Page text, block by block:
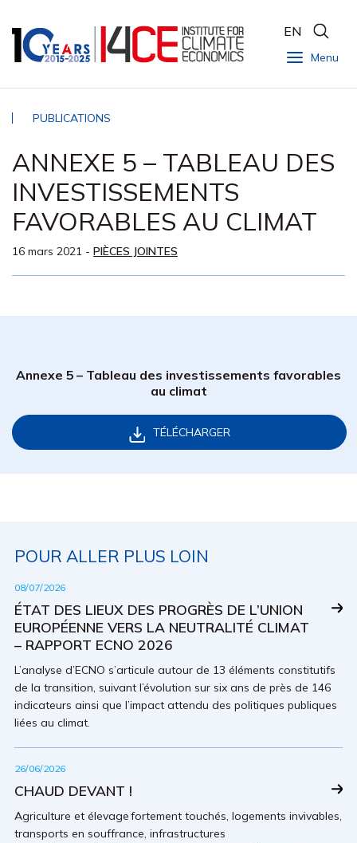
Menu
EN
PUBLICATIONS
ANNEXE 5 – TABLEAU DES
INVESTISSEMENTS
FAVORABLES AU CLIMAT
16 mars 2021 - PIÈCES JOINTES
Annexe 5 – Tableau des investissements favorables
au climat
TÉLÉCHARGER
POUR ALLER PLUS LOIN
08/07/2026
ÉTAT DES LIEUX DES PROGRÈS DE L’UNION
EUROPÉENNE VERS LA NEUTRALITÉ CLIMAT
– RAPPORT ECNO 2026
L’analyse d’ECNO s’articule autour de 13 éléments constitutifs
de la transition, suivant l’évolution sur six ans de près de 146
indicateurs ainsi que l’impact attendu des politiques publiques
liées au climat.
26/06/2026
CHAUD DEVANT !
Agriculture et élevage fortement touchés, logements invivables,
transports en souffrance, infrastructures